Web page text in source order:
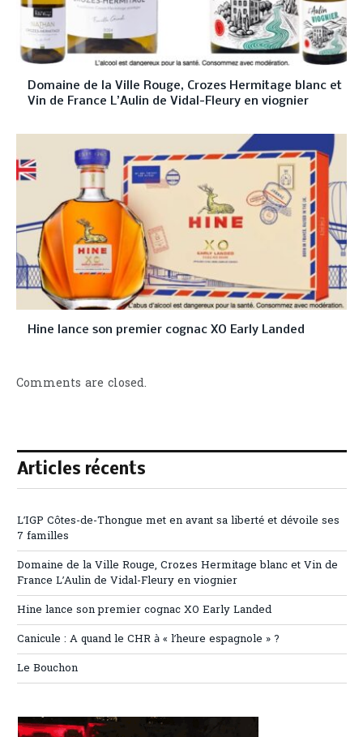
Domaine de la Ville Rouge, Crozes Hermitage blanc et
Vin de France L’Aulin de Vidal-Fleury en viognier
Hine lance son premier cognac XO Early Landed
Comments are closed.
Articles récents
L’IGP Côtes-de-Thongue met en avant sa liberté et dévoile ses
7 familles
Domaine de la Ville Rouge, Crozes Hermitage blanc et Vin de
France L’Aulin de Vidal-Fleury en viognier
Hine lance son premier cognac XO Early Landed
Canicule : A quand le CHR à « l’heure espagnole » ?
Le Bouchon